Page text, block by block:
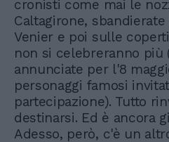
cronisti come mai le
Caltagirone,
Venier e poi sulle
non si celebreranno più
annunciate per l'8
personaggi famosi
partecipazione). Tutto
destinarsi. Ed è ancora
Adesso, però, c'è un